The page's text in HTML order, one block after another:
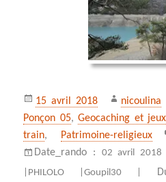
Publié
le
15 avril 2018 Auteur
nicoulina
Ponçon 05,Geocaching et jeux
train, Patrimoine-religieux
Date_rando : 02 avril 2018
PHILOLO |Goupil30 |